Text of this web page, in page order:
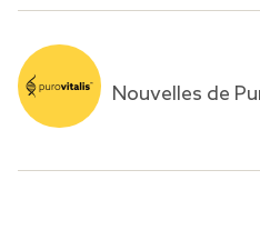
Nouvelles de